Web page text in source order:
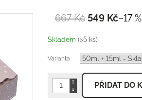
667 Kč –17 %
549 KčMěrná
Skladem (>5 ks)
Varianta
PŘIDAT DO